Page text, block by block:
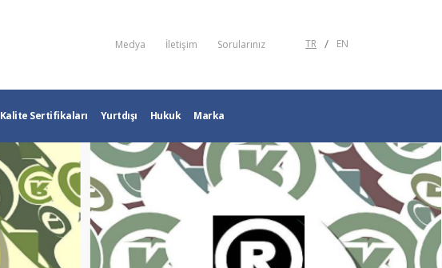
Medya İletişim Sorularınız TR / EN
Kalite Sertifikaları Yurtdışı Hukuk Marka